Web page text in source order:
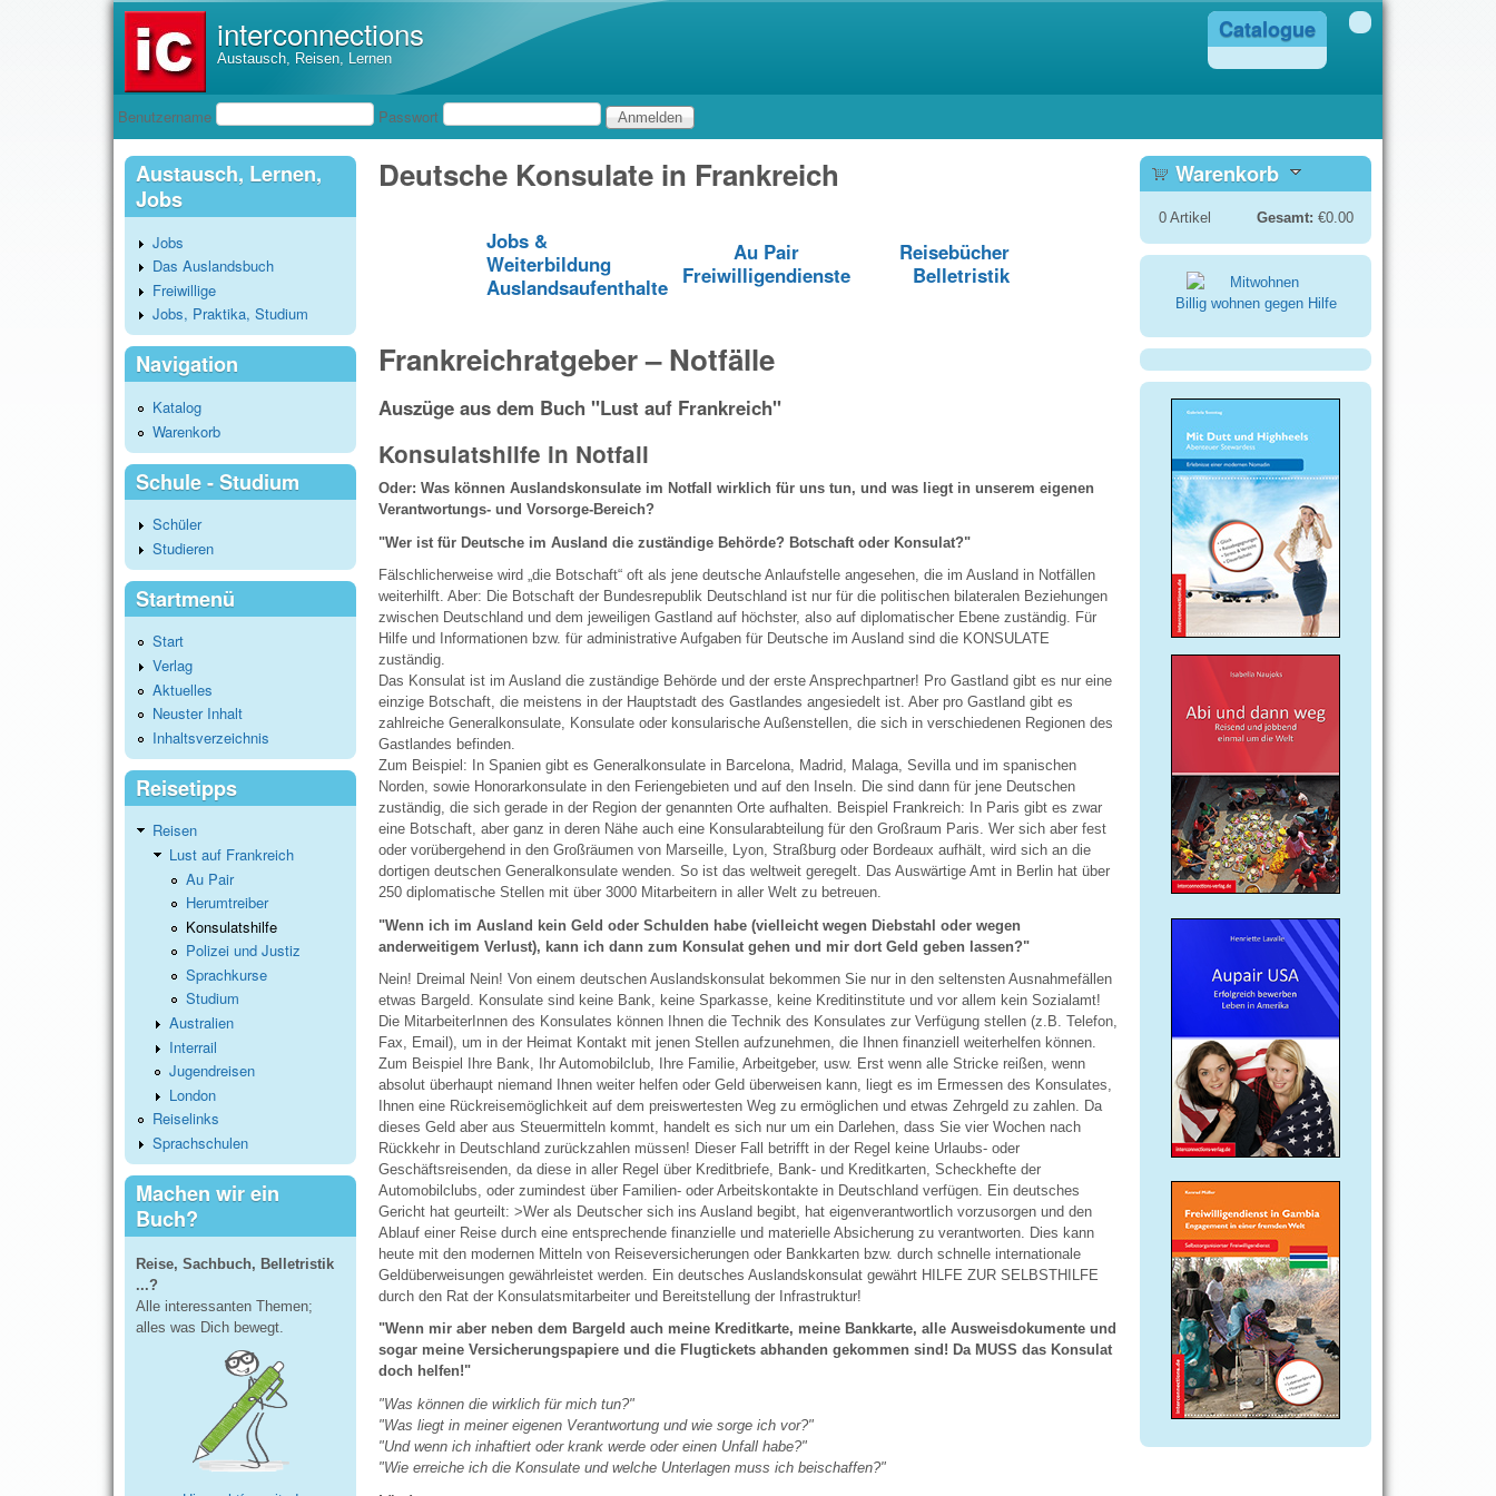
interconnections
Austausch, Reisen, Lernen
Catalogue
Benutzeranmeldung
Benutzername Passwort
Deutsche Konsulate in Frankreich
Jobs &
Weiterbildung
Auslandsaufenthalte
Au Pair
Freiwilligendienste
Reisebücher
Belletristik
Frankreichratgeber – Notfälle
Auszüge aus dem Buch "Lust auf Frankreich"
Konsulatshilfe in Notfall
Oder: Was können Auslandskonsulate im Notfall wirklich für uns tun, und was liegt in unserem eigenen
Verantwortungs- und Vorsorge-Bereich?
"Wer ist für Deutsche im Ausland die zuständige Behörde? Botschaft oder Konsulat?"
Fälschlicherweise wird „die Botschaft“ oft als jene deutsche Anlaufstelle angesehen, die im Ausland in Notfällen
weiterhilft. Aber: Die Botschaft der Bundesrepublik Deutschland ist nur für die politischen bilateralen Beziehungen
zwischen Deutschland und dem jeweiligen Gastland auf höchster, also auf diplomatischer Ebene zuständig. Für
Hilfe und Informationen bzw. für administrative Aufgaben für Deutsche im Ausland sind die KONSULATE
zuständig.
Das Konsulat ist im Ausland die zuständige Behörde und der erste Ansprechpartner! Pro Gastland gibt es nur eine
einzige Botschaft, die meistens in der Hauptstadt des Gastlandes angesiedelt ist. Aber pro Gastland gibt es
zahlreiche Generalkonsulate, Konsulate oder konsularische Außenstellen, die sich in verschiedenen Regionen des
Gastlandes befinden.
Zum Beispiel: In Spanien gibt es Generalkonsulate in Barcelona, Madrid, Malaga, Sevilla und im spanischen
Norden, sowie Honorarkonsulate in den Feriengebieten und auf den Inseln. Die sind dann für jene Deutschen
zuständig, die sich gerade in der Region der genannten Orte aufhalten. Beispiel Frankreich: In Paris gibt es zwar
eine Botschaft, aber ganz in deren Nähe auch eine Konsularabteilung für den Großraum Paris. Wer sich aber fest
oder vorübergehend in den Großräumen von Marseille, Lyon, Straßburg oder Bordeaux aufhält, wird sich an die
dortigen deutschen Generalkonsulate wenden. So ist das weltweit geregelt. Das Auswärtige Amt in Berlin hat über
250 diplomatische Stellen mit über 3000 Mitarbeitern in aller Welt zu betreuen.
"Wenn ich im Ausland kein Geld oder Schulden habe (vielleicht wegen Diebstahl oder wegen
anderweitigem Verlust), kann ich dann zum Konsulat gehen und mir dort Geld geben lassen?"
Nein! Dreimal Nein! Von einem deutschen Auslandskonsulat bekommen Sie nur in den seltensten Ausnahmefällen
etwas Bargeld. Konsulate sind keine Bank, keine Sparkasse, keine Kreditinstitute und vor allem kein Sozialamt!
Die MitarbeiterInnen des Konsulates können Ihnen die Technik des Konsulates zur Verfügung stellen (z.B. Telefon,
Fax, Email), um in der Heimat Kontakt mit jenen Stellen aufzunehmen, die Ihnen finanziell weiterhelfen können.
Zum Beispiel Ihre Bank, Ihr Automobilclub, Ihre Familie, Arbeitgeber, usw. Erst wenn alle Stricke reißen, wenn
absolut überhaupt niemand Ihnen weiter helfen oder Geld überweisen kann, liegt es im Ermessen des Konsulates,
Ihnen eine Rückreisemöglichkeit auf dem preiswertesten Weg zu ermöglichen und etwas Zehrgeld zu zahlen. Da
dieses Geld aber aus Steuermitteln kommt, handelt es sich nur um ein Darlehen, dass Sie vier Wochen nach
Rückkehr in Deutschland zurückzahlen müssen! Dieser Fall betrifft in der Regel keine Urlaubs- oder
Geschäftsreisenden, da diese in aller Regel über Kreditbriefe, Bank- und Kreditkarten, Scheckhefte der
Automobilclubs, oder zumindest über Familien- oder Arbeitskontakte in Deutschland verfügen. Ein deutsches
Gericht hat geurteilt: >Wer als Deutscher sich ins Ausland begibt, hat eigenverantwortlich vorzusorgen und den
Ablauf einer Reise durch eine entsprechende finanzielle und materielle Absicherung zu verantworten. Dies kann
heute mit den modernen Mitteln von Reiseversicherungen oder Bankkarten bzw. durch schnelle internationale
Geldüberweisungen gewährleistet werden. Ein deutsches Auslandskonsulat gewährt HILFE ZUR SELBSTHILFE
durch den Rat der Konsulatsmitarbeiter und Bereitstellung der Infrastruktur!
"Wenn mir aber neben dem Bargeld auch meine Kreditkarte, meine Bankkarte, alle Ausweisdokumente und
sogar meine Versicherungspapiere und die Flugtickets abhanden gekommen sind! Da MUSS das Konsulat
doch helfen!"
"Was können die wirklich für mich tun?"
"Was liegt in meiner eigenen Verantwortung und wie sorge ich vor?"
"Und wenn ich inhaftiert oder krank werde oder einen Unfall habe?"
"Wie erreiche ich die Konsulate und welche Unterlagen muss ich beischaffen?"
Austausch, Lernen,
Jobs
Jobs
Das Auslandsbuch
Freiwillige
Jobs, Praktika, Studium
Navigation
Katalog
Warenkorb
Schule - Studium
Schüler
Studieren
Startmenü
Start
Verlag
Aktuelles
Neuster Inhalt
Inhaltsverzeichnis
Reisetipps
Reisen
Lust auf Frankreich
Au Pair
Herumtreiber
Konsulatshilfe
Polizei und Justiz
Sprachkurse
Studium
Australien
Interrail
Jugendreisen
London
Reiselinks
Sprachschulen
Machen wir ein
Buch?
Reise, Sachbuch, Belletristik
...?
Alle interessanten Themen;
alles was Dich bewegt.
Warenkorb
0Artikel Gesamt: €0.00
Billig wohnen gegen Hilfe